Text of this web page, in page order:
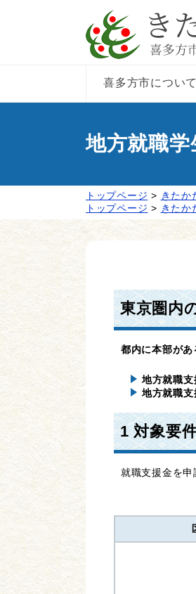
喜多方市について
地方就職
トップページ > きたか
トップページ > きたか
東京圏内
都内に本部があ
地方就職支
地方就職
1 対象要
就職支援金を申